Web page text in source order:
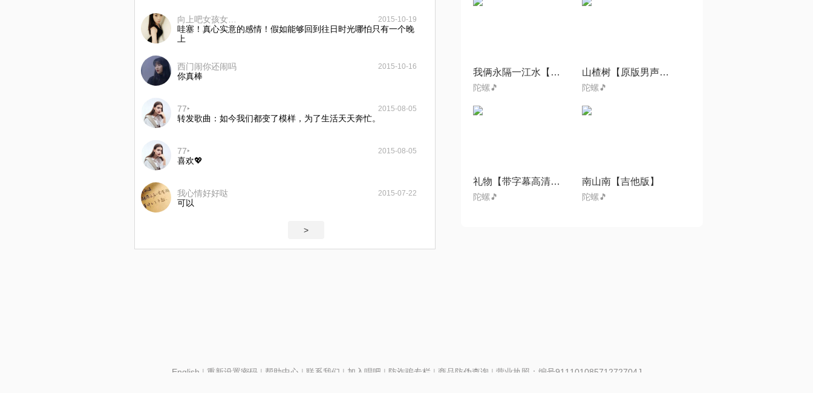
2015-10-19
哇塞！真心实意的感情！假如能够回到往日时光哪怕只有一个晚
上
西门闹你还闹吗 2015-10-16
你真棒
77‣ 2015-08-05
转发歌曲：如今我们都变了模样，为了生活天天奔忙。
77‣ 2015-08-05
喜欢💖
我心情好好哒 2015-07-22
可以
>
我俩永隔一江水【纯木吉他伴奏版】
陀螺🎵
山楂树【原版男声伴奏】
陀螺🎵
礼物【带字幕高清混响】
陀螺🎵
南山南【吉他版】
陀螺🎵
English | 重新设置密码| 帮助中心 | 联系我们 | 加入唱吧 | 防诈骗专栏 | 商品防伪查询 | 营业执照：编号91110108571272704J